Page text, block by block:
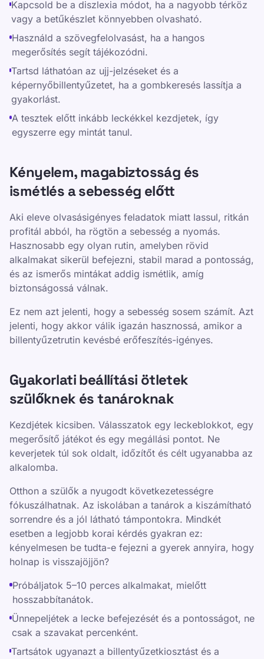
Kapcsold be a diszlexia módot, ha a nagyobb térköz
vagy a betűkészlet könnyebben olvasható.
Használd a szövegfelolvasást, ha a hangos
megerősítés segít tájékozódni.
Tartsd láthatóan az ujj-jelzéseket és a
képernyőbillentyűzetet, ha a gombkeresés lassítja a
gyakorlást.
A tesztek előtt inkább leckékkel kezdjetek, így
egyszerre egy mintát tanul.
Kényelem, magabiztosság és
ismétlés a sebesség előtt
Aki eleve olvasásigényes feladatok miatt lassul, ritkán
profitál abból, ha rögtön a sebesség a nyomás.
Hasznosabb egy olyan rutin, amelyben rövid
alkalmakat sikerül befejezni, stabil marad a pontosság,
és az ismerős mintákat addig ismétlik, amíg
biztonságossá válnak.
Ez nem azt jelenti, hogy a sebesség sosem számít. Azt
jelenti, hogy akkor válik igazán hasznossá, amikor a
billentyűzetrutin kevésbé erőfeszítés-igényes.
Gyakorlati beállítási ötletek
szülőknek és tanároknak
Kezdjétek kicsiben. Válasszatok egy leckeblokkot, egy
megerősítő játékot és egy megállási pontot. Ne
keverjetek túl sok oldalt, időzítőt és célt ugyanabba az
alkalomba.
Otthon a szülők a nyugodt következetességre
fókuszálhatnak. Az iskolában a tanárok a kiszámítható
sorrendre és a jól látható támpontokra. Mindkét
esetben a legjobb korai kérdés gyakran ez:
kényelmesen be tudta-e fejezni a gyerek annyira, hogy
holnap is visszajöjjön?
Próbáljatok 5–10 perces alkalmakat, mielőtt
hosszabbítanátok.
Ünnepeljétek a lecke befejezését és a pontosságot, ne
csak a szavakat percenként.
Tartsátok ugyanazt a billentyűzetkiosztást és a